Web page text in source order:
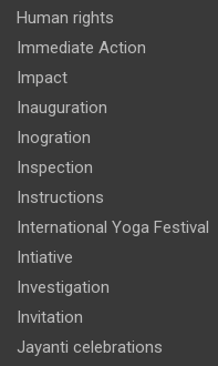
Human rights
Immediate Action
Impact
Inauguration
Inogration
Inspection
Instructions
International Yoga Festival
Intiative
Investigation
Invitation
Jayanti celebrations